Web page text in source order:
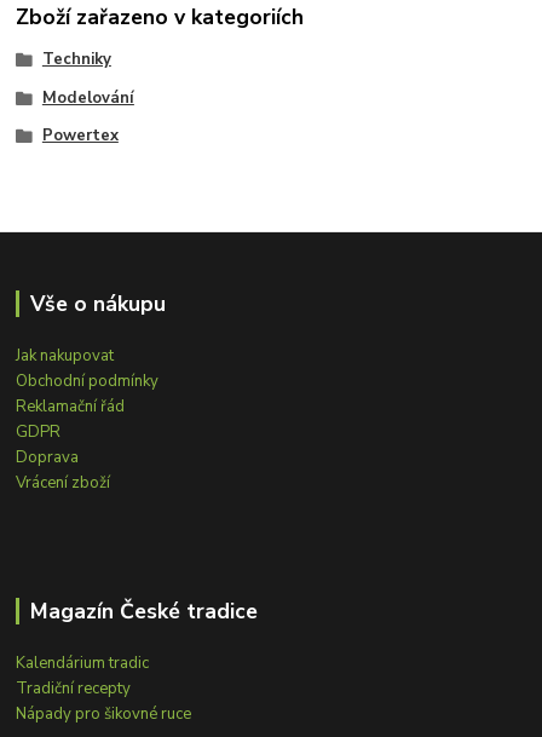
Zboží zařazeno v kategoriích
Techniky
Modelování
Powertex
Vše o nákupu
Jak nakupovat
Obchodní podmínky
Reklamační řád
GDPR
Doprava
Vrácení zboží
Magazín České tradice
Kalendárium tradic
Tradiční recepty
Nápady pro šikovné ruce